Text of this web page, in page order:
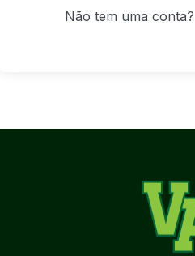
Não tem uma conta?